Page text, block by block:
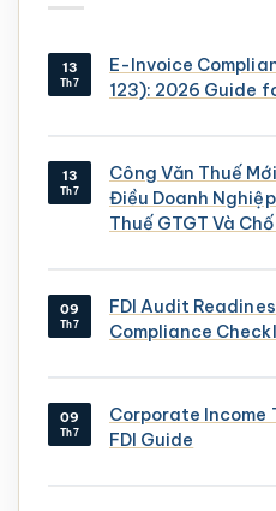
13
Th7
E-Invoice
123): 2026 Guide
13
Th7
Công Văn Thuế
Điều Doanh
Thuế GTGT Và
09
Th7
FDI Audit
Compliance
09
Th7
Corporate Income
FDI Guide